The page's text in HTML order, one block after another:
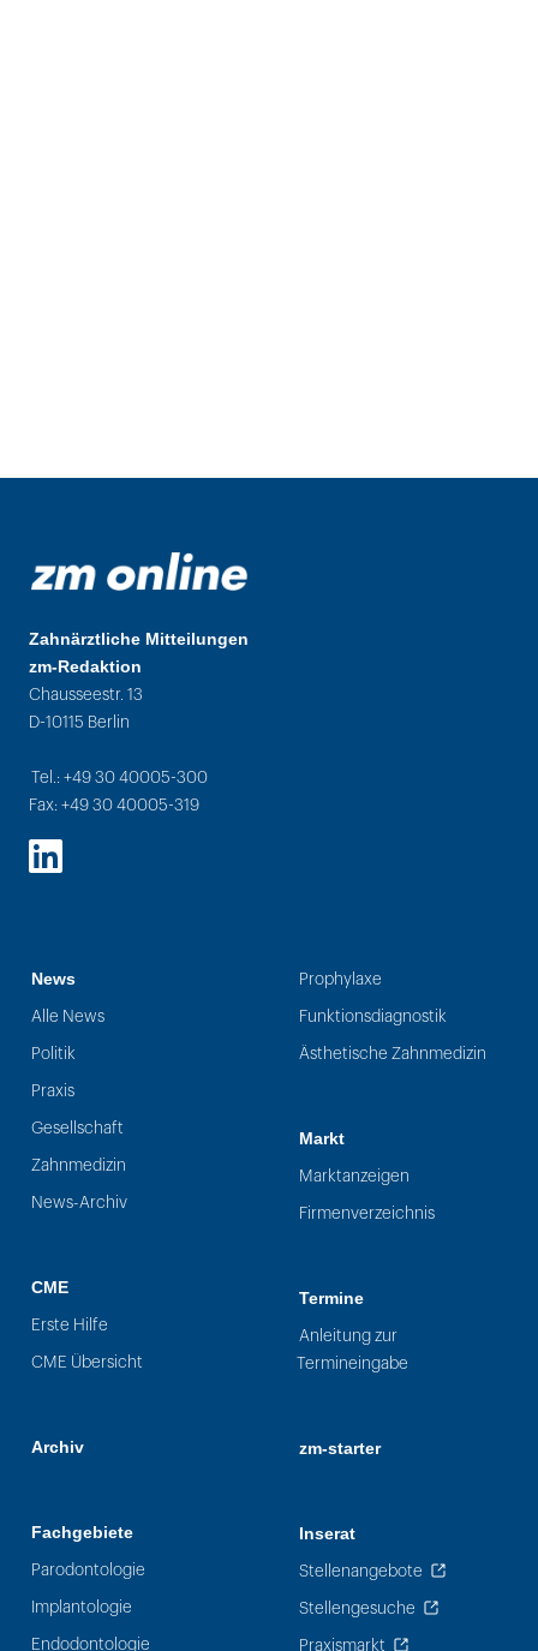
Zahnärztliche Mitteilungen
zm-Redaktion
Chausseestr. 13
D-10115 Berlin
Tel.: +49 30 40005-300
Fax: +49 30 40005-319
LinkedIn
News
Alle News
Politik
Praxis
Gesellschaft
Zahnmedizin
News-Archiv
CME
Erste Hilfe
CME Übersicht
Archiv
Fachgebiete
Parodontologie
Implantologie
Endodontologie
Prophylaxe
Funktionsdiagnostik
Ästhetische Zahnmedizin
Markt
Marktanzeigen
Firmenverzeichnis
Termine
Anleitung zur
Termineingabe
zm-starter
Inserat
Stellenangebote
Stellengesuche
Praxismarkt